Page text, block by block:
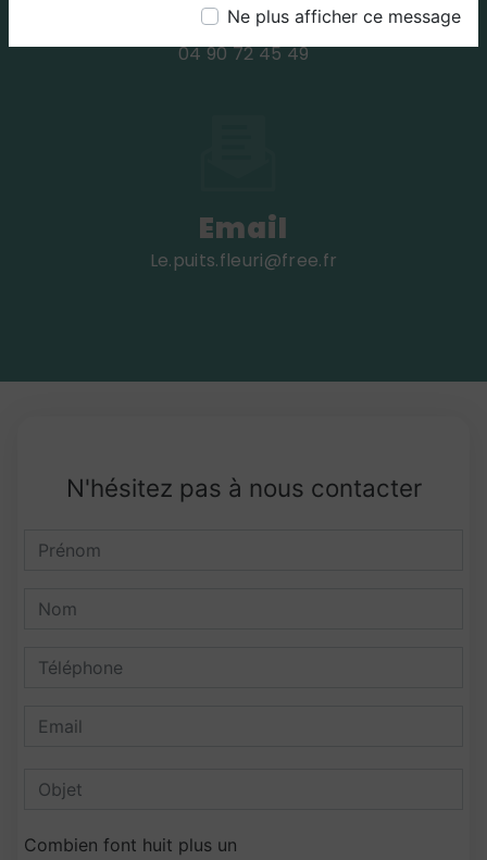
Ne plus afficher ce message
Téléphone
04 90 72 45 49
Email
le.puits.fleuri@free.fr
N'hésitez pas à nous contacter
Combien font huit plus un